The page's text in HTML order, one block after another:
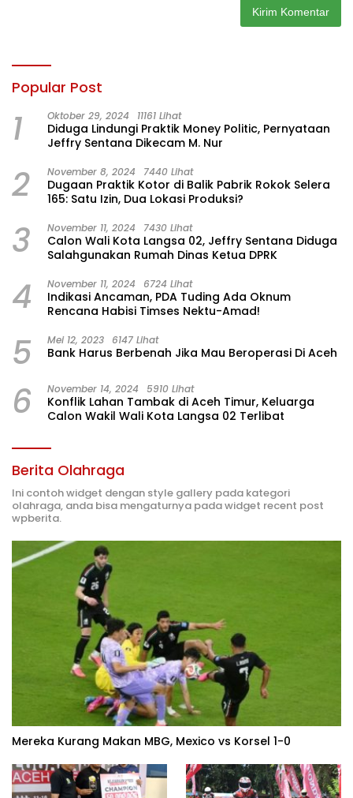
Popular Post
1 Oktober 29, 2024 11161 Lihat
Diduga Lindungi Praktik Money Politic, Pernyataan
Jeffry Sentana Dikecam M. Nur
2 November 8, 2024 7440 Lihat
Dugaan Praktik Kotor di Balik Pabrik Rokok Selera
165: Satu Izin, Dua Lokasi Produksi?
3 November 11, 2024 7430 Lihat
Calon Wali Kota Langsa 02, Jeffry Sentana Diduga
Salahgunakan Rumah Dinas Ketua DPRK
4 November 11, 2024 6724 Lihat
Indikasi Ancaman, PDA Tuding Ada Oknum
Rencana Habisi Timses Nektu-Amad!
5 Mei 12, 2023 6147 Lihat
Bank Harus Berbenah Jika Mau Beroperasi Di Aceh
6 November 14, 2024 5910 Lihat
Konflik Lahan Tambak di Aceh Timur, Keluarga
Calon Wakil Wali Kota Langsa 02 Terlibat
Berita Olahraga
Ini contoh widget dengan style gallery pada kategori
olahraga, anda bisa mengaturnya pada widget recent post
wpberita.
Mereka Kurang Makan MBG, Mexico vs Korsel 1-0